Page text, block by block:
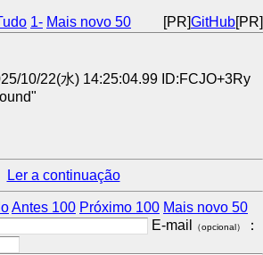
1- Mais novo 50 [PR]GitHub[PR]
10/22(水) 14:25:04.99 ID:FCJO+3Ry
Ler a continuação
Antes 100 Próximo 100 Mais novo 50
E-mail （opcional） ：